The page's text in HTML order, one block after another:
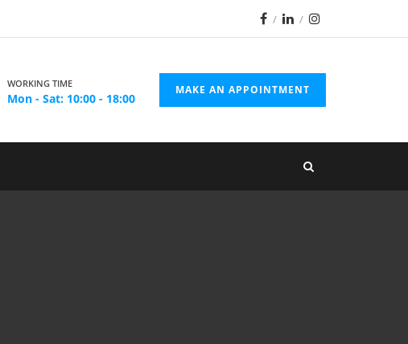
WORKING TIME
Mon - Sat: 10:00 - 18:00
MAKE AN APPOINTMENT